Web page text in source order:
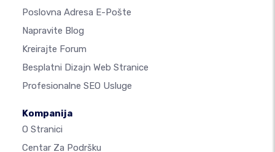
Poslovna Adresa E-Pošte
Napravite Blog
Kreirajte Forum
Besplatni Dizajn Web Stranice
Profesionalne SEO Usluge
Kompanija
O Stranici
Centar Za Podršku